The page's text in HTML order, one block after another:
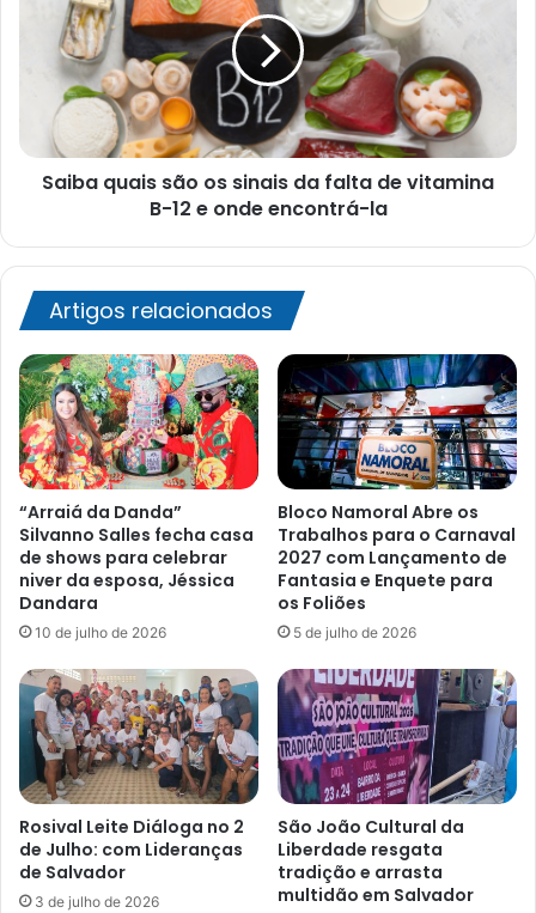
detalhes
sinais
vitamina
la
Saiba quais são os sinais da falta de vitamina
B-12 e onde encontrá-la
Artigos relacionados
“Arraiá da Danda”
Silvanno Salles fecha casa
de shows para celebrar
niver da esposa, Jéssica
Dandara
10 de julho de 2026
Bloco Namoral Abre os
Trabalhos para o Carnaval
2027 com Lançamento de
Fantasia e Enquete para
os Foliões
5 de julho de 2026
Rosival Leite Diáloga no 2
de Julho: com Lideranças
de Salvador
3 de julho de 2026
São João Cultural da
Liberdade resgata
tradição e arrasta
multidão em Salvador